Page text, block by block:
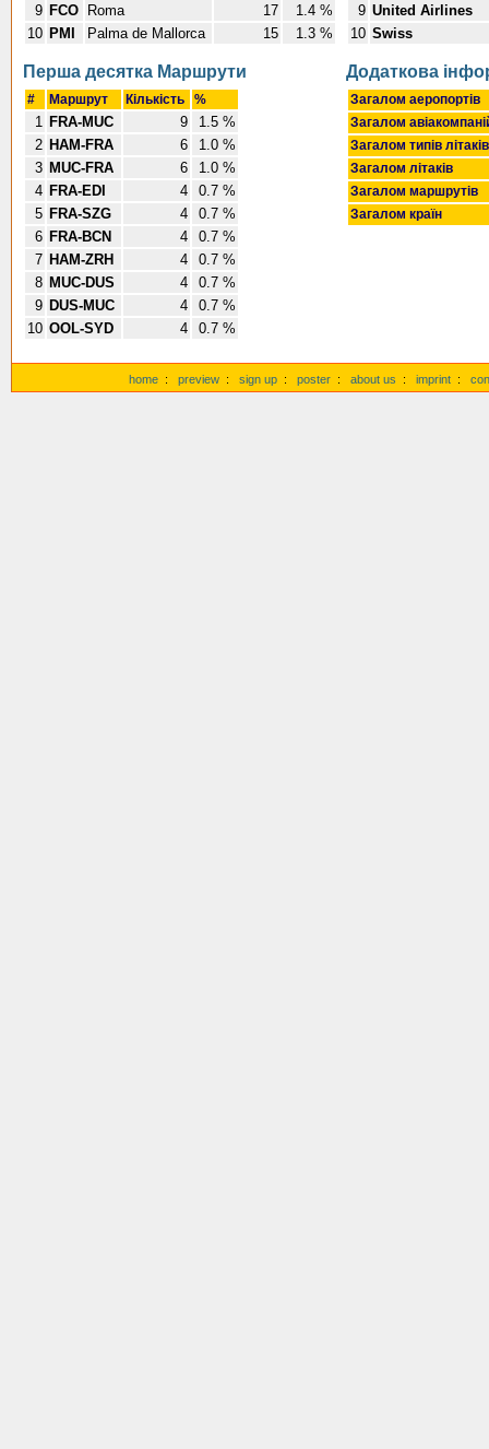
9 FCO Roma 17
1.4 %
10 PMI Palma de Mallorca 15 1.3 %
9 United Airlines
10 Swiss
Перша десятка Маршрути
# Маршрут Кількість %
1 FRA-MUC 9
1.5 %
2 HAM-FRA 6
1.0 %
3 MUC-FRA 6
1.0 %
4 FRA-EDI 4
0.7 %
5 FRA-SZG 4
0.7 %
6 FRA-BCN 4
0.7 %
7 HAM-ZRH 4
0.7 %
8 MUC-DUS 4
0.7 %
9 DUS-MUC 4
0.7 %
10 OOL-SYD 4 0.7 %
Додаткова
Загалом аеропортів
Загалом
Загалом типів літаків
Загалом літаків
Загалом маршрутів
Загалом країн
home : preview : sign up : poster : about us : imprint :